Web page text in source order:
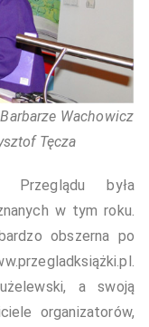
Wachowicz
Tęcza
Przeglądu była
w tym roku.
obszerna po
a swoją
organizatorów,